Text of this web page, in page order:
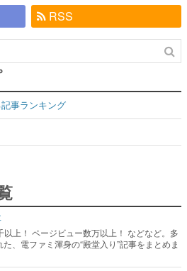
RSS
事ランキング
以上！ ページビュー数万以上！ などなど。多
た、電ファミ渾身の“殿堂入り”記事をまとめま